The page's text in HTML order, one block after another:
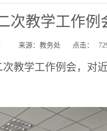
次教学工作例
来源：教务处 点击：
教学工作例会，对